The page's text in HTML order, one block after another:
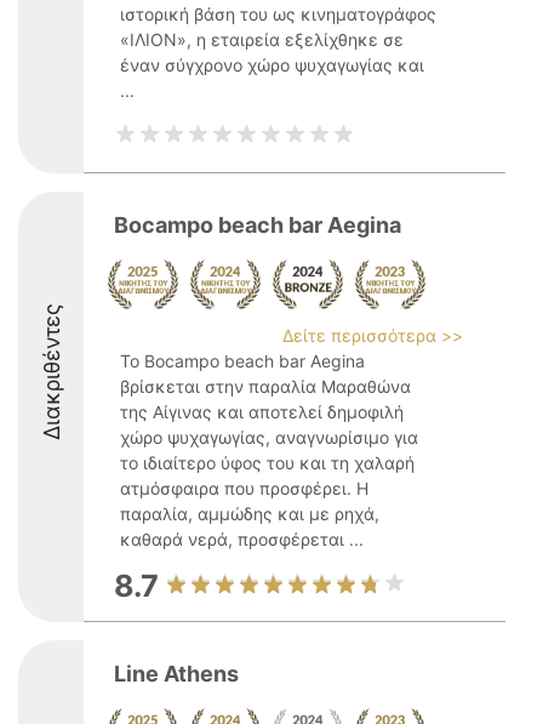
ιστορική βάση του ως κινηματογράφος
«ΙΛΙΟΝ», η εταιρεία εξελίχθηκε σε
έναν σύγχρονο χώρο ψυχαγωγίας και
...
Διακριθέντες
Bocampo beach bar Aegina
Δείτε περισσότερα >>
Το Bocampo beach bar Aegina
βρίσκεται στην παραλία Μαραθώνα
της Αίγινας και αποτελεί δημοφιλή
χώρο ψυχαγωγίας, αναγνωρίσιμο για
το ιδιαίτερο ύφος του και τη χαλαρή
ατμόσφαιρα που προσφέρει. Η
παραλία, αμμώδης και με ρηχά,
καθαρά νερά, προσφέρεται ...
8.7
Line Athens